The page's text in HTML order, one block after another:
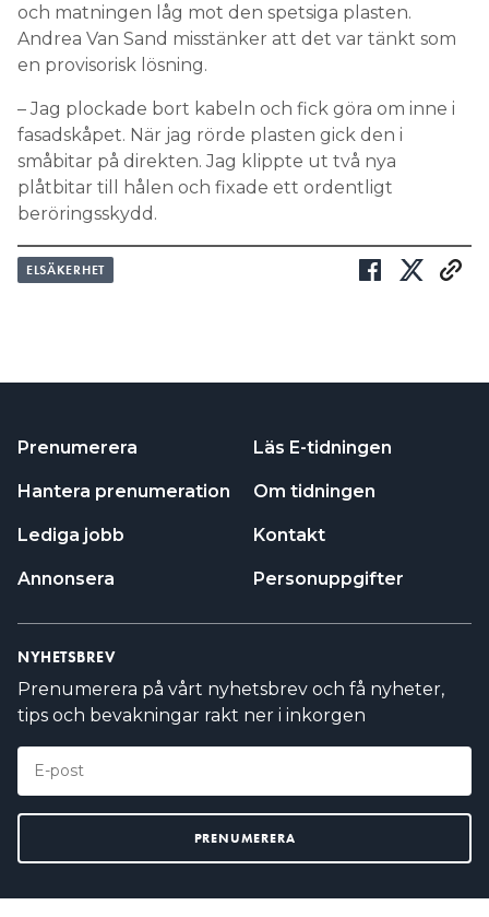
och matningen låg mot den spetsiga plasten.
Andrea Van Sand misstänker att det var tänkt som
en provisorisk lösning.
– Jag plockade bort kabeln och fick göra om inne i
fasadskåpet. När jag rörde plasten gick den i
småbitar på direkten. Jag klippte ut två nya
plåtbitar till hålen och fixade ett ordentligt
beröringsskydd.
ELSÄKERHET
Prenumerera
Hantera prenumeration
Lediga jobb
Annonsera
Läs E-tidningen
Om tidningen
Kontakt
Personuppgifter
NYHETSBREV
Prenumerera på vårt nyhetsbrev och få nyheter,
tips och bevakningar rakt ner i inkorgen